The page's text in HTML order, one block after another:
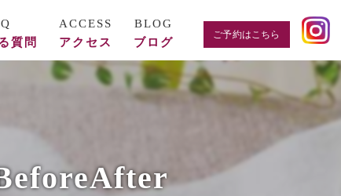
質問 アクセス ブログ
ご予約はこちら